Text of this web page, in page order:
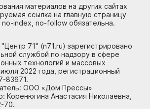
материалов на других сайтах
ссылка на главную страницу
index, no-follow обязательна.
71" (n71.ru) зарегистрировано
службой по надзору в сфере
технологий и массовых
2022 года, регистрационный
83671.
ООО «Дом Прессы»
Коренюгина Анастасия Николаевна,
70.